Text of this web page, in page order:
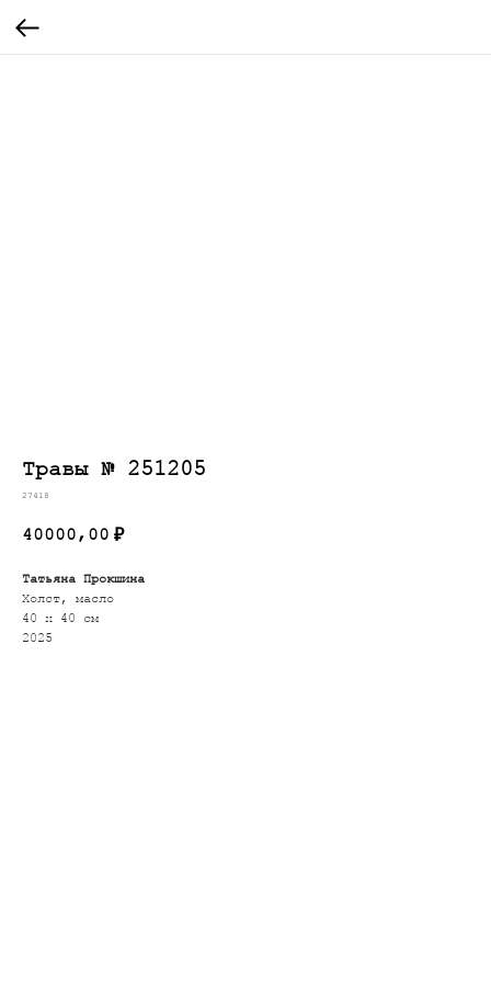
Травы № 251205
27418
40000,00 ₽
Татьяна Прокшина
Холст, масло
40 х 40 см
2025